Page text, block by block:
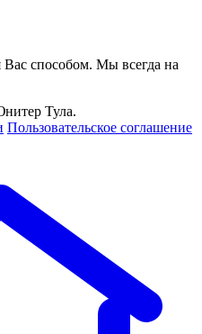
способом. Мы всегда на
Тула.
Пользовательское соглашение